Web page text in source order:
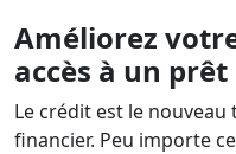
Améliorez
accès à un
Le crédit est le
financier. Peu importe